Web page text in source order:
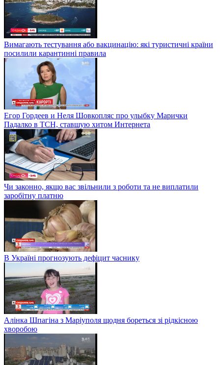
Вимагають тестування або вакцинацію: які туристичні країни
посилили карантинні правила
Егор Гордеев и Неля Шовкопляс про улыбку Марички
Падалко в ТСН, ставшую хитом Интернета
Чи законно, якщо вас звільнили з роботи та не виплатили
заробітну платню
В Україні прогнозують дефіцит часнику
Алінка Шпагіна з Маріуполя щодня бореться зі рідкісною
хворобою